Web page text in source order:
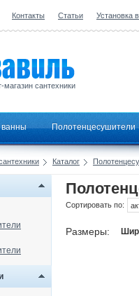
Контакты Статьи Установка
магазин сантехники
Полотенцесушители
Каталог
Сортировать по:
Размеры: